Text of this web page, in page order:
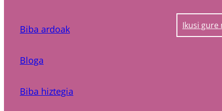
Biba ardoak
Bloga
Biba hiztegia
Ikusi gure